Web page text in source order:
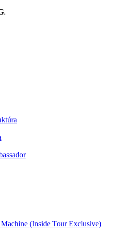
.
(Inside Tour Exclusive)